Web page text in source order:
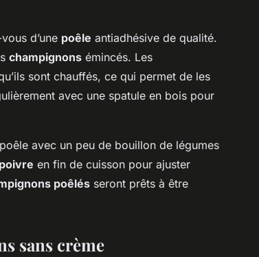
d’une poêle antiadhésive de qualité.
champignons émincés. Les
sont chauffés, ce qui permet de les
avec une spatule en bois pour
avec un peu de bouillon de légumes
poivre en fin de cuisson pour ajuster
poêlés seront prêts à être
sans crème